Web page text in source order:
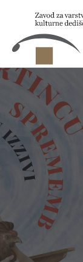
Skip to main content